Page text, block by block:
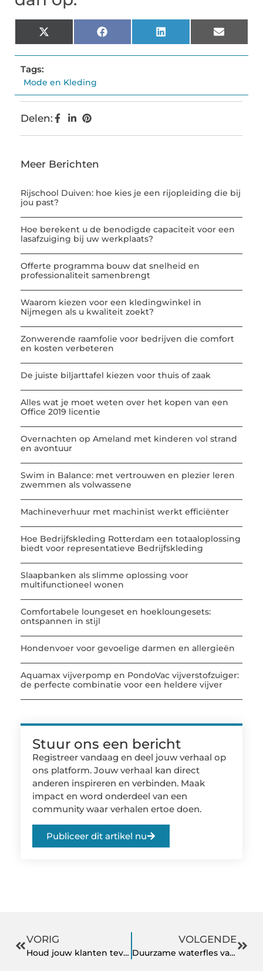
X
(Twitter)
Facebook LinkedIn Email
Tags:
Mode en Kleding
Delen:
Meer Berichten
Rijschool Duiven: hoe kies je een rijopleiding die bij
jou past?
Hoe berekent u de benodigde capaciteit voor een
lasafzuiging bij uw werkplaats?
Offerte programma bouw dat snelheid en
professionaliteit samenbrengt
Waarom kiezen voor een kledingwinkel in
Nijmegen als u kwaliteit zoekt?
Zonwerende raamfolie voor bedrijven die comfort
en kosten verbeteren
De juiste biljarttafel kiezen voor thuis of zaak
Alles wat je moet weten over het kopen van een
Office 2019 licentie
Overnachten op Ameland met kinderen vol strand
en avontuur
Swim in Balance: met vertrouwen en plezier leren
zwemmen als volwassene
Machineverhuur met machinist werkt efficiënter
Hoe Bedrijfskleding Rotterdam een totaaloplossing
biedt voor representatieve Bedrijfskleding
Slaapbanken als slimme oplossing voor
multifunctioneel wonen
Comfortabele loungeset en hoekloungesets:
ontspannen in stijl
Hondenvoer voor gevoelige darmen en allergieën
Aquamax vijverpomp en PondoVac vijverstofzuiger:
de perfecte combinatie voor een heldere vijver
Stuur ons een bericht
Registreer vandaag en deel jouw verhaal op
ons platform. Jouw verhaal kan direct
anderen inspireren en verbinden. Maak
impact en word onderdeel van een
community waar verhalen ertoe doen.
Publiceer dit artikel nu
VORIG
Houd jouw klanten tevreden met Pegamento
VOLGENDE
Duurzame waterfles van Bottle Up